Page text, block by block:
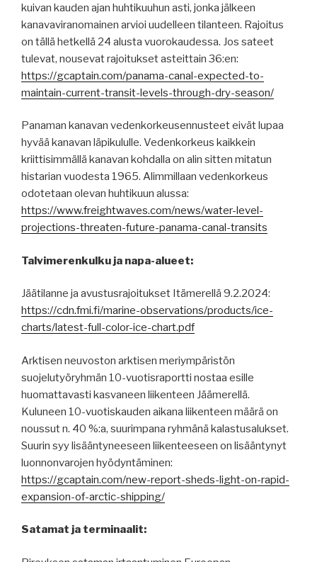
kuivan kauden ajan huhtikuuhun asti, jonka jälkeen
kanavaviranomainen arvioi uudelleen tilanteen. Rajoitus
on tällä hetkellä 24 alusta vuorokaudessa. Jos sateet
tulevat, nousevat rajoitukset asteittain 36:en:
https://gcaptain.com/panama-canal-expected-to-
maintain-current-transit-levels-through-dry-season/
Panaman kanavan vedenkorkeusennusteet eivät lupaa
hyvää kanavan läpikululle. Vedenkorkeus kaikkein
kriittisimmällä kanavan kohdalla on alin sitten mitatun
histarian vuodesta 1965. Alimmillaan vedenkorkeus
odotetaan olevan huhtikuun alussa:
https://www.freightwaves.com/news/water-level-
projections-threaten-future-panama-canal-transits
Talvimerenkulku ja napa-alueet:
Jäätilanne ja avustusrajoitukset Itämerellä 9.2.2024:
https://cdn.fmi.fi/marine-observations/products/ice-
charts/latest-full-color-ice-chart.pdf
Arktisen neuvoston arktisen meriympäristön
suojelutyöryhmän 10-vuotisraportti nostaa esille
huomattavasti kasvaneen liikenteen Jäämerellä.
Kuluneen 10-vuotiskauden aikana liikenteen määrä on
noussut n. 40 %:a, suurimpana ryhmänä kalastusalukset.
Suurin syy lisääntyneeseen liikenteeseen on lisääntynyt
luonnonvarojen hyödyntäminen:
https://gcaptain.com/new-report-sheds-light-on-rapid-
expansion-of-arctic-shipping/
Satamat ja terminaalit: